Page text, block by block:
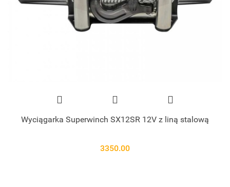
Wyciągarka Superwinch SX12SR 12V z liną stalową
3350.00